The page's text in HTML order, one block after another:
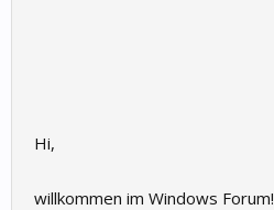
Hi,
willkommen im Windows Forum!